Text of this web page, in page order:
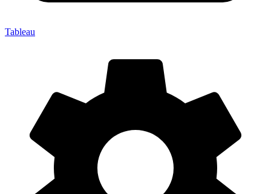
Tableau